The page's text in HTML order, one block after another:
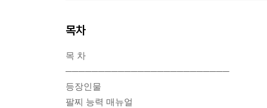
목차
목 차
─────────────────────────
등장인물
팔찌 능력 매뉴얼